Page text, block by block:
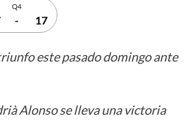
Q4
- 17
este pasado domingo ante
Alonso se lleva una victoria